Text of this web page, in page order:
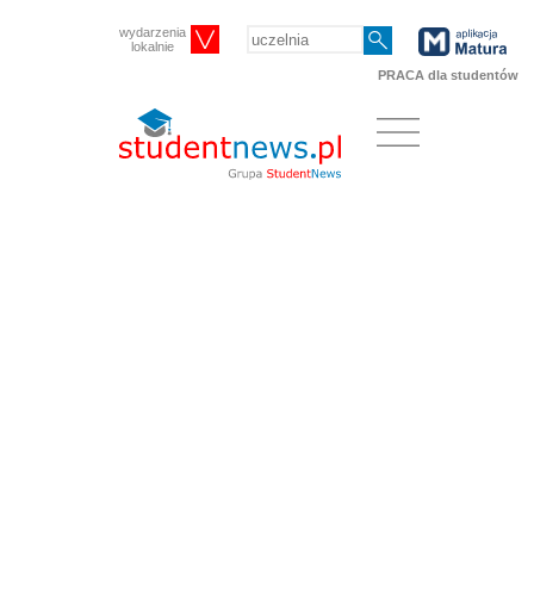
wydarzenia
lokalnie
PRACA dla studentów